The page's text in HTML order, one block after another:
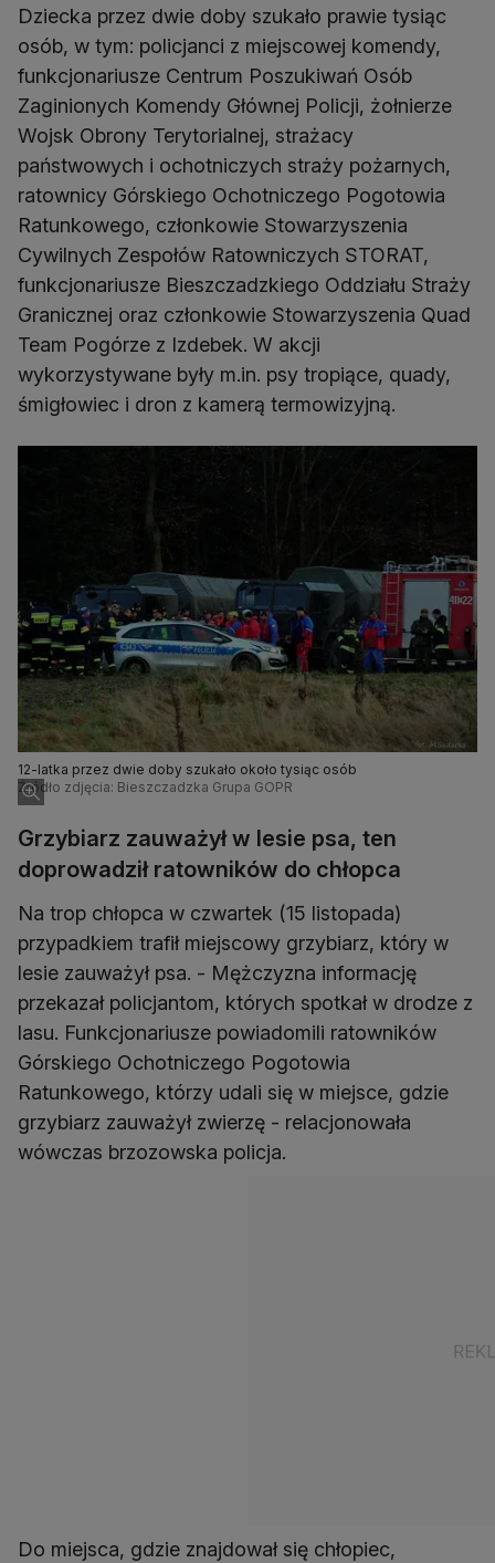
Dziecka przez dwie doby szukało prawie tysiąc
osób, w tym: policjanci z miejscowej komendy,
funkcjonariusze Centrum Poszukiwań Osób
Zaginionych Komendy Głównej Policji, żołnierze
Wojsk Obrony Terytorialnej, strażacy
państwowych i ochotniczych straży pożarnych,
ratownicy Górskiego Ochotniczego Pogotowia
Ratunkowego, członkowie Stowarzyszenia
Cywilnych Zespołów Ratowniczych STORAT,
funkcjonariusze Bieszczadzkiego Oddziału Straży
Granicznej oraz członkowie Stowarzyszenia Quad
Team Pogórze z Izdebek. W akcji
wykorzystywane były m.in. psy tropiące, quady,
śmigłowiec i dron z kamerą termowizyjną.
12-latka przez dwie doby szukało około tysiąc osób
Źródło zdjęcia: Bieszczadzka Grupa GOPR
Grzybiarz zauważył w lesie psa, ten
doprowadził ratowników do chłopca
Na trop chłopca w czwartek (15 listopada)
przypadkiem trafił miejscowy grzybiarz, który w
lesie zauważył psa. - Mężczyzna informację
przekazał policjantom, których spotkał w drodze z
lasu. Funkcjonariusze powiadomili ratowników
Górskiego Ochotniczego Pogotowia
Ratunkowego, którzy udali się w miejsce, gdzie
grzybiarz zauważył zwierzę - relacjonowała
wówczas brzozowska policja.
Do miejsca, gdzie znajdował się chłopiec,